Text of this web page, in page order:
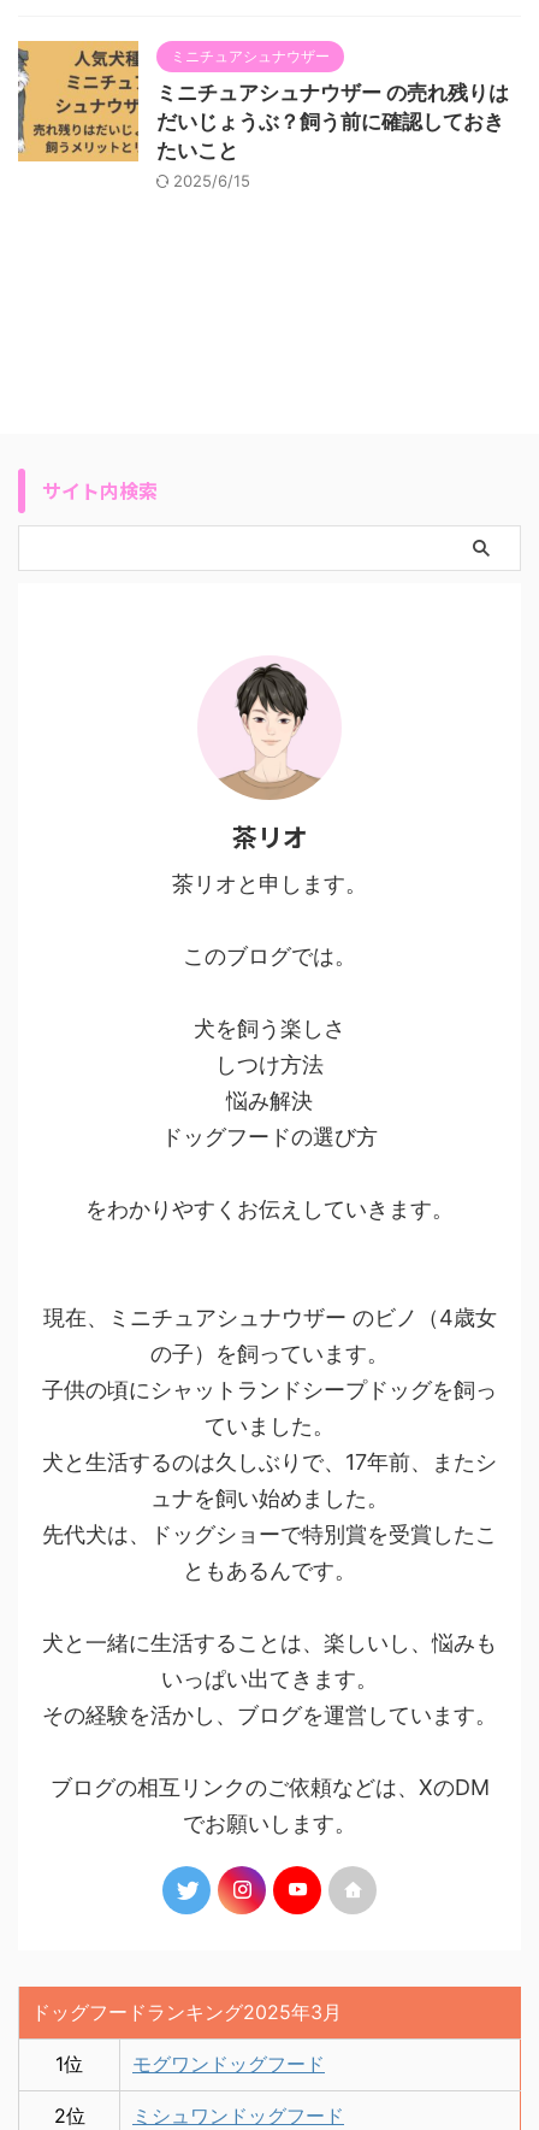
ミニチュアシュナウザー
ミニチュアシュナウザー の売れ残りは
だいじょうぶ？飼う前に確認しておき
たいこと
2025/6/15
サイト内検索
茶リオ
茶リオと申します。
このブログでは。
犬を飼う楽しさ
しつけ方法
悩み解決
ドッグフードの選び方
をわかりやすくお伝えしていきます。
現在、ミニチュアシュナウザー のビノ（4歳女
の子）を飼っています。
子供の頃にシャットランドシープドッグを飼っ
ていました。
犬と生活するのは久しぶりで、17年前、またシ
ュナを飼い始めました。
先代犬は、ドッグショーで特別賞を受賞したこ
ともあるんです。
犬と一緒に生活することは、楽しいし、悩みも
いっぱい出てきます。
その経験を活かし、ブログを運営しています。
ブログの相互リンクのご依頼などは、XのDM
でお願いします。
ドッグフードランキング2025年3月
1位 モグワンドッグフード
2位 ミシュワンドッグフード